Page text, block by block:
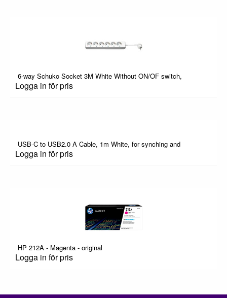
6-way Schuko Socket 3M White Without ON/OF switch,
Logga in för pris
USB-C to USB2.0 A Cable, 1m White, for synching and
Logga in för pris
HP 212A - Magenta - original
Logga in för pris